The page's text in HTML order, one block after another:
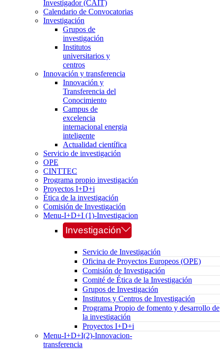
Investigador (CAIT)
Calendario de Convocatorias
Investigación
Grupos de
investigación
Institutos
universitarios y
centros
Innovación y transferencia
Innovación y
Transferencia del
Conocimiento
Campus de
excelencia
internacional energia
inteligente
Actualidad científica
Servicio de investigación
OPE
CINTTEC
Programa propio investigación
Proyectos I+D+i
Ética de la investigación
Comisión de Investigación
Menu-I+D+I (1)-Investigacion
Investigación
Servicio de Investigación
Oficina de Proyectos Europeos (OPE)
Comisión de Investigación
Comité de Ética de la Investigación
Grupos de Investigación
Institutos y Centros de Investigación
Programa Propio de fomento y desarrollo de
la investigación
Proyectos I+D+i
Menu-I+D+I(2)-Innovacion-
transferencia